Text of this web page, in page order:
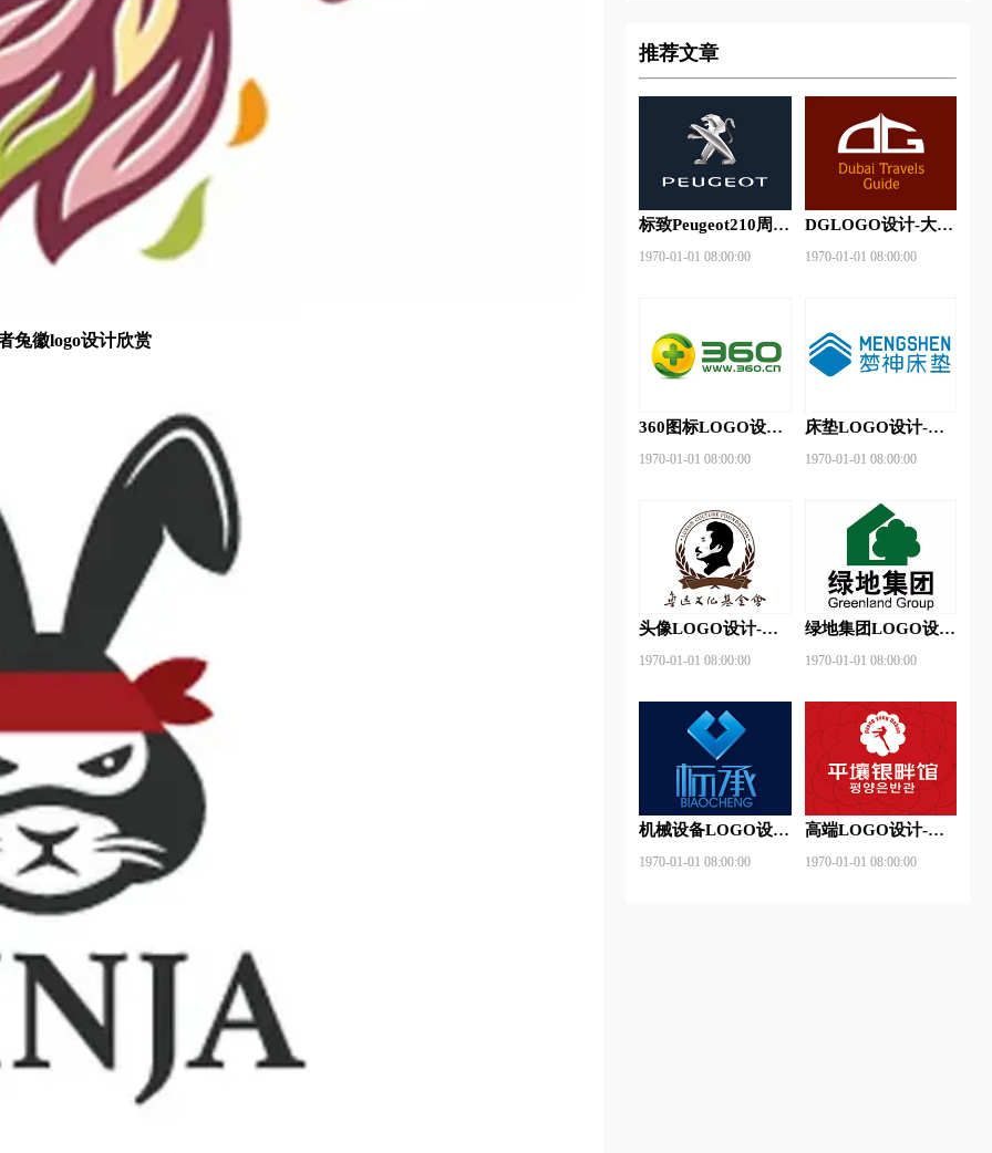
兔徽logo设计欣赏
推荐文章
标致Peugeot210周年
1970-01-01 08:00:00
DGLOGO设计-大观
1970-01-01 08:00:00
360图标LOGO设计-
logo设计
1970-01-01 08:00:00
床垫LOGO设计-梦
1970-01-01 08:00:00
头像LOGO设计-鲁
计
1970-01-01 08:00:00
绿地集团LOGO设
logo设计
1970-01-01 08:00:00
机械设备LOGO设
logo设计
1970-01-01 08:00:00
高端LOGO设计-平
计
1970-01-01 08:00:00